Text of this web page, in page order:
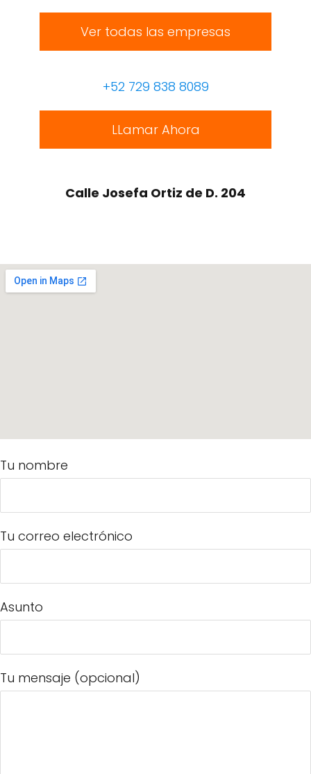
Ver todas las empresas
+52 729 838 8089
LLamar Ahora
Calle Josefa Ortiz de D. 204
Tu nombre
Tu correo electrónico
Asunto
Tu mensaje (opcional)